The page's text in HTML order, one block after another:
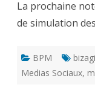
La prochaine
de simulation
BPM bizagi
Medias Sociaux,